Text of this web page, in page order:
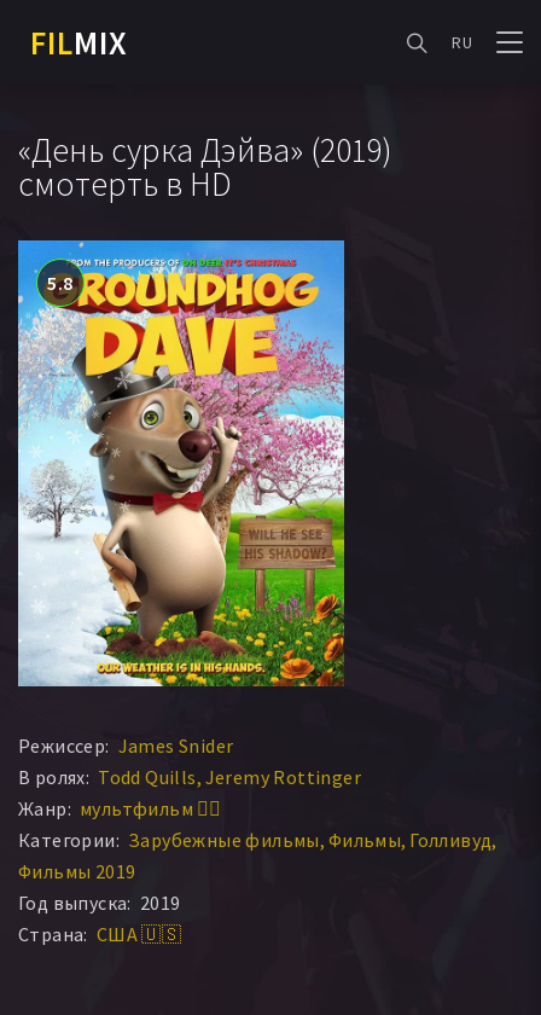
FILMIX RU
«День сурка Дэйва» (2019)
смотерть в HD
5.8
Режиссер: James Snider
В ролях: Todd Quills Jeremy Rottinger
Жанр: мультфильм 🧚‍♀️
Категории: Зарубежные фильмы Фильмы Голливуд
Фильмы 2019
Год выпуска: 2019
Страна: США 🇺🇸